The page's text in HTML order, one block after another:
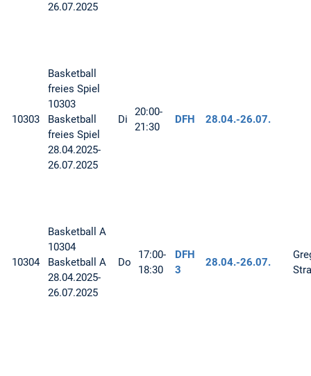
26.07.2025
10303
Basketball
freies Spiel
10303
Basketball
freies Spiel
28.04.2025-
26.07.2025
Di
20:00-
21:30
DFH 28.04.-26.07.
10304
Basketball A
10304
Basketball A
28.04.2025-
26.07.2025
Do
17:00-
18:30
DFH
3
28.04.-26.07.